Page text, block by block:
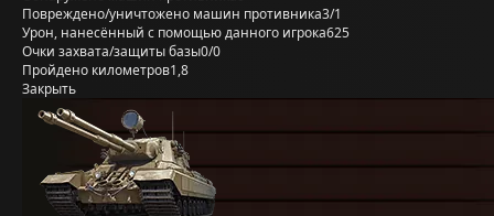
Повреждено/уничтожено машин противника3/1
Урон, нанесённый с помощью данного игрока625
Очки захвата/защиты базы0/0
Пройдено километров1,8
Закрыть